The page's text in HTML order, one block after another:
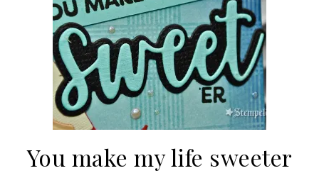
You make my life sweeter